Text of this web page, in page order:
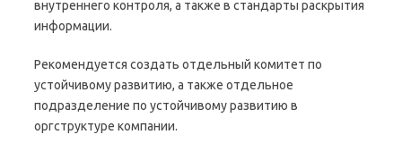
внутреннего контроля, а также в стандарты раскрытия
информации.
Рекомендуется создать отдельный комитет по
устойчивому развитию, а также отдельное
подразделение по устойчивому развитию в
оргструктуре компании.